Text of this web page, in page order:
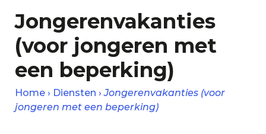
Jongerenvakanties
(voor jongeren met
een beperking)
Home Diensten
Jongerenvakanties (voor
jongeren met een beperking)